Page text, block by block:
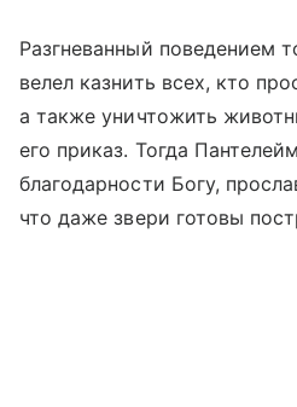
Разгневанный поведением
велел казнить всех, кто
а также уничтожить
его приказ. Тогда
благодарности Богу,
что даже звери готовы